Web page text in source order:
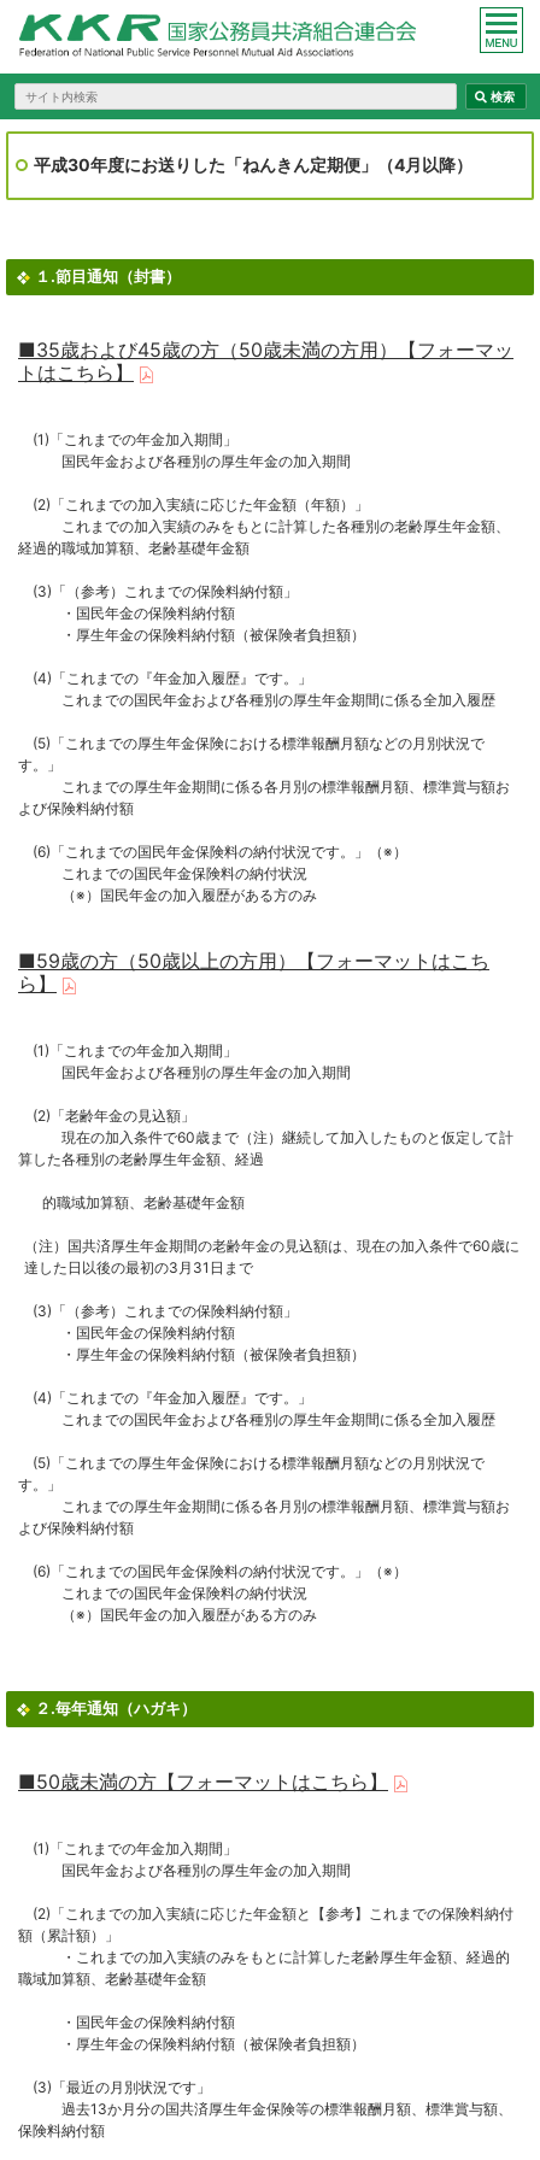
平成30年度にお送りした「ねんきん定期便」（4月以降）
１.節目通知（封書）
■35歳および45歳の方（50歳未満の方用）【フォーマッ
トはこちら】
(1)「これまでの年金加入期間」
国民年金および各種別の厚生年金の加入期間
(2)「これまでの加入実績に応じた年金額（年額）」
これまでの加入実績のみをもとに計算した各種別の老齢厚生年金額、
経過的職域加算額、老齢基礎年金額
(3)「（参考）これまでの保険料納付額」
・国民年金の保険料納付額
・厚生年金の保険料納付額（被保険者負担額）
(4)「これまでの『年金加入履歴』です。」
これまでの国民年金および各種別の厚生年金期間に係る全加入履歴
(5)「これまでの厚生年金保険における標準報酬月額などの月別状況で
す。」
これまでの厚生年金期間に係る各月別の標準報酬月額、標準賞与額お
よび保険料納付額
(6)「これまでの国民年金保険料の納付状況です。」（※）
これまでの国民年金保険料の納付状況
（※）国民年金の加入履歴がある方のみ
■59歳の方（50歳以上の方用）【フォーマットはこち
ら】
(1)「これまでの年金加入期間」
国民年金および各種別の厚生年金の加入期間
(2)「老齢年金の見込額」
現在の加入条件で60歳まで（注）継続して加入したものと仮定して計
算した各種別の老齢厚生年金額、経過
的職域加算額、老齢基礎年金額
（注）国共済厚生年金期間の老齢年金の見込額は、現在の加入条件で60歳に
達した日以後の最初の3月31日まで
(3)「（参考）これまでの保険料納付額」
・国民年金の保険料納付額
・厚生年金の保険料納付額（被保険者負担額）
(4)「これまでの『年金加入履歴』です。」
これまでの国民年金および各種別の厚生年金期間に係る全加入履歴
(5)「これまでの厚生年金保険における標準報酬月額などの月別状況で
す。」
これまでの厚生年金期間に係る各月別の標準報酬月額、標準賞与額お
よび保険料納付額
(6)「これまでの国民年金保険料の納付状況です。」（※）
これまでの国民年金保険料の納付状況
（※）国民年金の加入履歴がある方のみ
２.毎年通知（ハガキ）
■50歳未満の方【フォーマットはこちら】
(1)「これまでの年金加入期間」
国民年金および各種別の厚生年金の加入期間
(2)「これまでの加入実績に応じた年金額と【参考】これまでの保険料納付
額（累計額）」
・これまでの加入実績のみをもとに計算した老齢厚生年金額、経過的
職域加算額、老齢基礎年金額
・国民年金の保険料納付額
・厚生年金の保険料納付額（被保険者負担額）
(3)「最近の月別状況です」
過去13か月分の国共済厚生年金保険等の標準報酬月額、標準賞与額、
保険料納付額